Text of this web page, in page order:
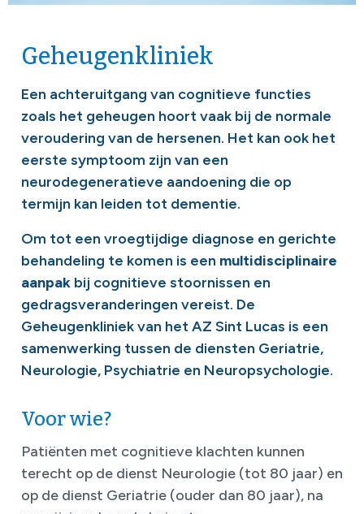
Geheugenkliniek
Een achteruitgang van cognitieve functies
zoals het geheugen hoort vaak bij de normale
veroudering van de hersenen. Het kan ook het
eerste symptoom zijn van een
neurodegeneratieve aandoening die op
termijn kan leiden tot dementie.
Om tot een vroegtijdige diagnose en gerichte
behandeling te komen is een multidisciplinaire
aanpak bij cognitieve stoornissen en
gedragsveranderingen vereist. De
Geheugenkliniek van het AZ Sint Lucas is een
samenwerking tussen de diensten Geriatrie,
Neurologie, Psychiatrie en Neuropsychologie.
Voor wie?
Patiënten met cognitieve klachten kunnen
terecht op de dienst Neurologie (tot 80 jaar) en
op de dienst Geriatrie (ouder dan 80 jaar), na